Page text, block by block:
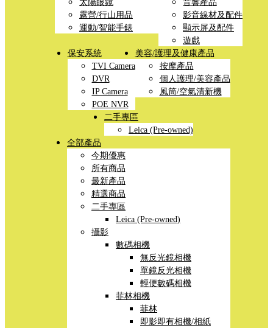
太陽眼鏡
露營/行山用品
運動/智能手錶
音響產品
影音線材及配件
顯示屏及配件
遊戲
保安系統
TVI Camera
DVR
IP Camera
POE NVR
美容/護理及健康產品
按摩產品
個人護理/美容產品
風筒/空氣清新機
二手專區
Leica (Pre-owned)
全部產品
今期優惠
所有商品
最新產品
精選商品
二手專區
Leica (Pre-owned)
攝影
數碼相機
無反光鏡相機
單鏡反光相機
輕便數碼相機
菲林相機
菲林
即影即有相機/相紙